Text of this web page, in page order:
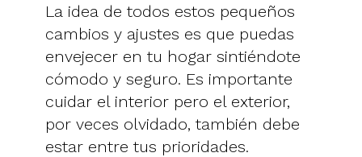
La idea de todos estos pequeños
cambios y ajustes es que puedas
envejecer en tu hogar sintiéndote
cómodo y seguro. Es importante
cuidar el interior pero el exterior,
por veces olvidado, también debe
estar entre tus prioridades.